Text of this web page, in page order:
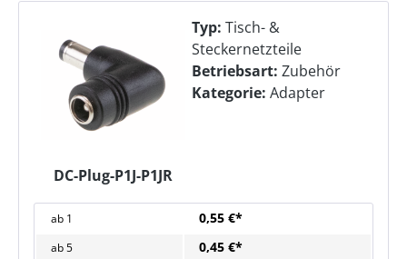
DC-Plug-P1J-P1JR
Typ: Tisch- &
Steckernetzteile
Betriebsart: Zubehör
Kategorie: Adapter
ab 1 0,55 €*
ab5 0,45 €*